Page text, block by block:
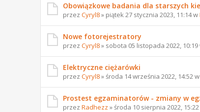
Obowiązkowe badania dla starszych
przez Cyryl8» piątek 27 stycznia 2023, 11:14 w
Nowe fotorejestratory
przez Cyryl8» sobota 05 listopada 2022, 10:19
Elektryczne ciężarówki
przez Cyryl8» środa 14 września 2022, 14:52 w
Prostest egzaminatorów - zmiany w
przez Radhezz » środa 10 sierpnia 2022,